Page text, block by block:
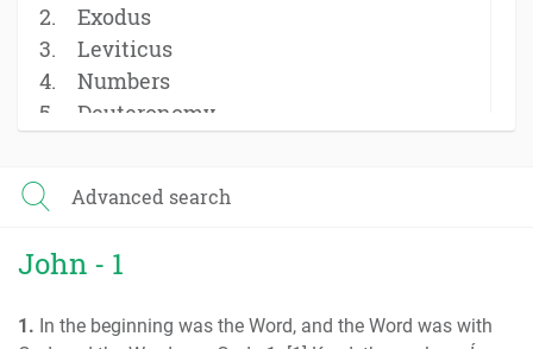
Exodus
Leviticus
Numbers
Deuteronomy
Ruth
2 Samuel
2 Kings
Advanced search
John - 1
1. In the beginning was the Word, and the Word was with